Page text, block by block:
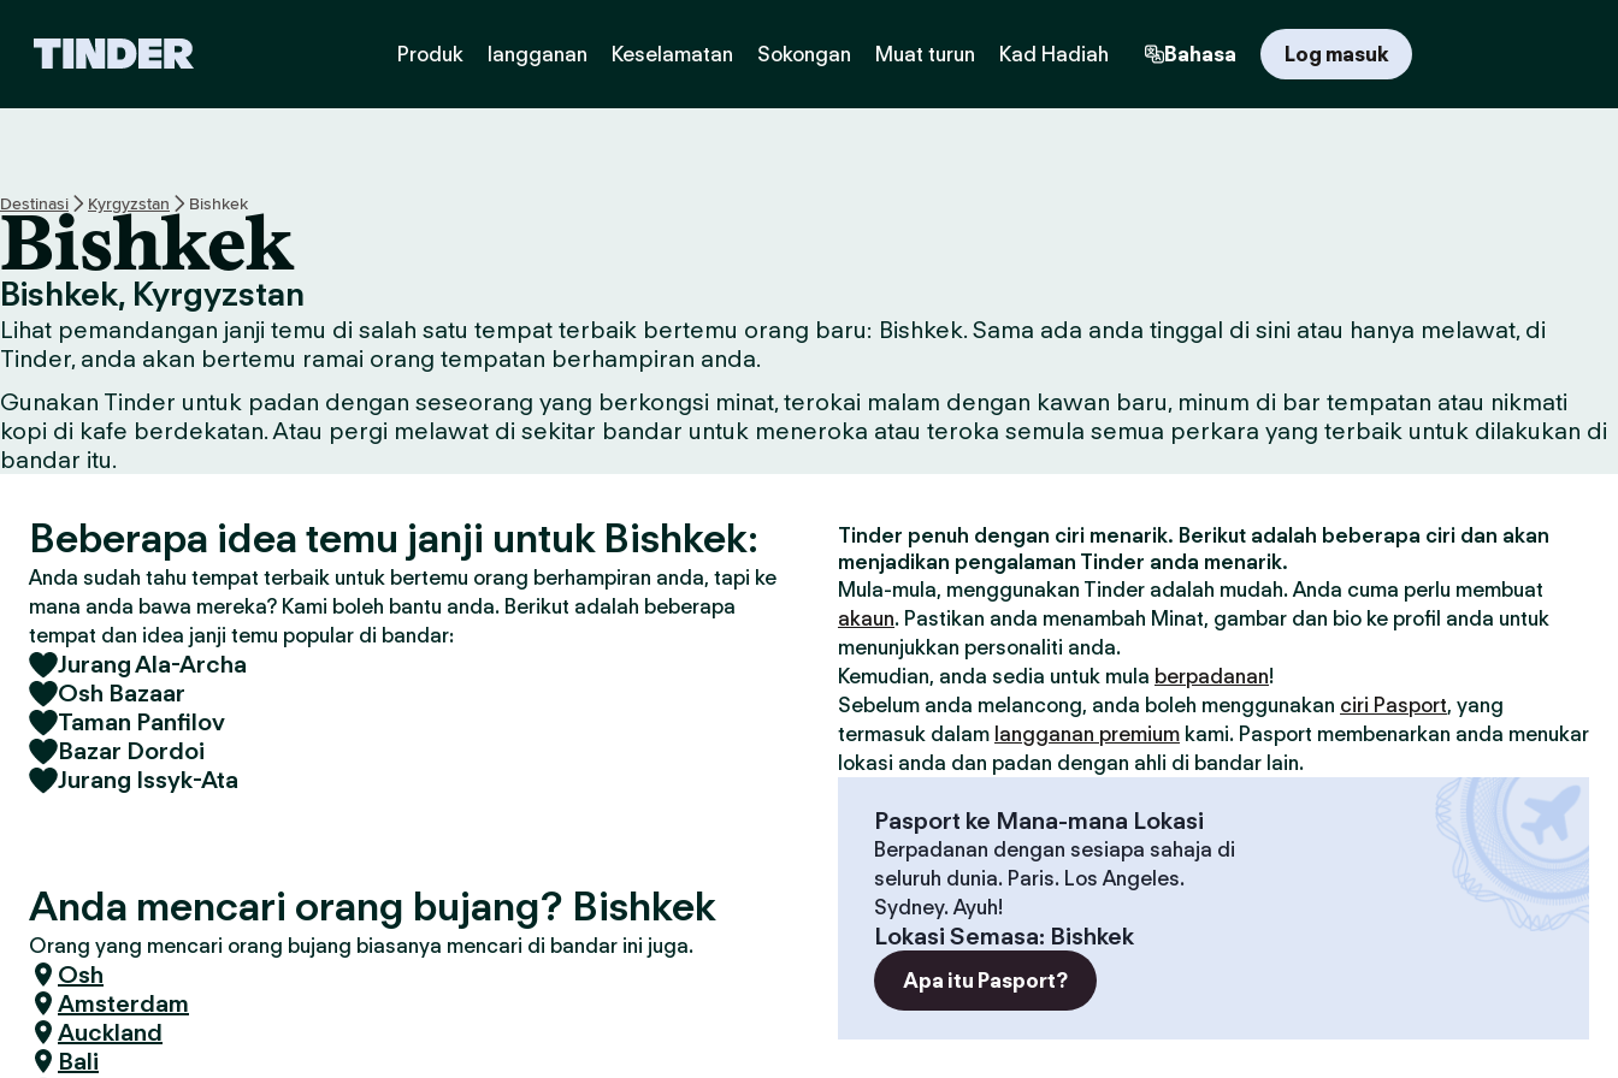
n
U
t
m
a
T
n
d
Produk langganan Keselamatan Sokongan Muat turun Kad Hadiah Bahasa Log masuk
Destinasi Kyrgyzstan Bishkek
Bishkek
Bishkek, Kyrgyzstan
Lihat pemandangan janji temu di salah satu tempat terbaik bertemu orang baru: Bishkek. Sama ada anda tinggal di sini atau hanya melawat, di
Tinder, anda akan bertemu ramai orang tempatan berhampiran anda.
Gunakan Tinder untuk padan dengan seseorang yang berkongsi minat, terokai malam dengan kawan baru, minum di bar tempatan atau nikmati
kopi di kafe berdekatan. Atau pergi melawat di sekitar bandar untuk meneroka atau teroka semula semua perkara yang terbaik untuk dilakukan di
bandar itu.
Beberapa idea temu janji untuk Bishkek:
Anda sudah tahu tempat terbaik untuk bertemu orang berhampiran anda, tapi ke
mana anda bawa mereka? Kami boleh bantu anda. Berikut adalah beberapa
tempat dan idea janji temu popular di bandar:
Jurang Ala-Archa
Osh Bazaar
Taman Panfilov
Bazar Dordoi
Jurang Issyk-Ata
Anda mencari orang bujang? Bishkek
Orang yang mencari orang bujang biasanya mencari di bandar ini juga.
Osh
Amsterdam
Auckland
Bali
Tinder penuh dengan ciri menarik. Berikut adalah beberapa ciri dan akan
menjadikan pengalaman Tinder anda menarik.
Mula-mula, menggunakan Tinder adalah mudah. Anda cuma perlu membuat
akaun. Pastikan anda menambah Minat, gambar dan bio ke profil anda untuk
menunjukkan personaliti anda.
Kemudian, anda sedia untuk mula berpadanan!
Sebelum anda melancong, anda boleh menggunakan ciri Pasport, yang
termasuk dalam langganan premium kami. Pasport membenarkan anda menukar
lokasi anda dan padan dengan ahli di bandar lain.
Pasport ke Mana-mana Lokasi
Berpadanan dengan sesiapa sahaja di
seluruh dunia. Paris. Los Angeles.
Sydney. Ayuh!
Lokasi Semasa: Bishkek
Apa itu Pasport?